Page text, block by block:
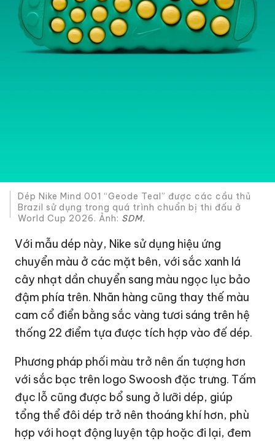
Dép Nike Mind 001 “Geode Teal” được các cầu thủ
Brazil sử dụng trong quá trình chuẩn bị thi đấu ở
World Cup 2026. Ảnh: SDM.
Với mẫu dép này, Nike sử dụng hiệu ứng
chuyển màu ở các mặt bên, với sắc xanh lá
cây nhạt dần chuyển sang màu ngọc lục bảo
đậm phía trên. Nhãn hàng cũng thay thế màu
cam cổ điển bằng sắc vàng tươi sáng trên hệ
thống 22 điểm tựa được tích hợp vào đế dép.
Phương pháp phối màu trở nên ấn tượng hơn
với sắc bạc trên logo Swoosh đặc trưng. Tấm
đục lỗ cũng được bổ sung ở lưỡi dép, giúp
tổng thể đôi dép trở nên thoáng khí hơn, phù
hợp với hoạt động luyện tập hoặc đi lại, đem